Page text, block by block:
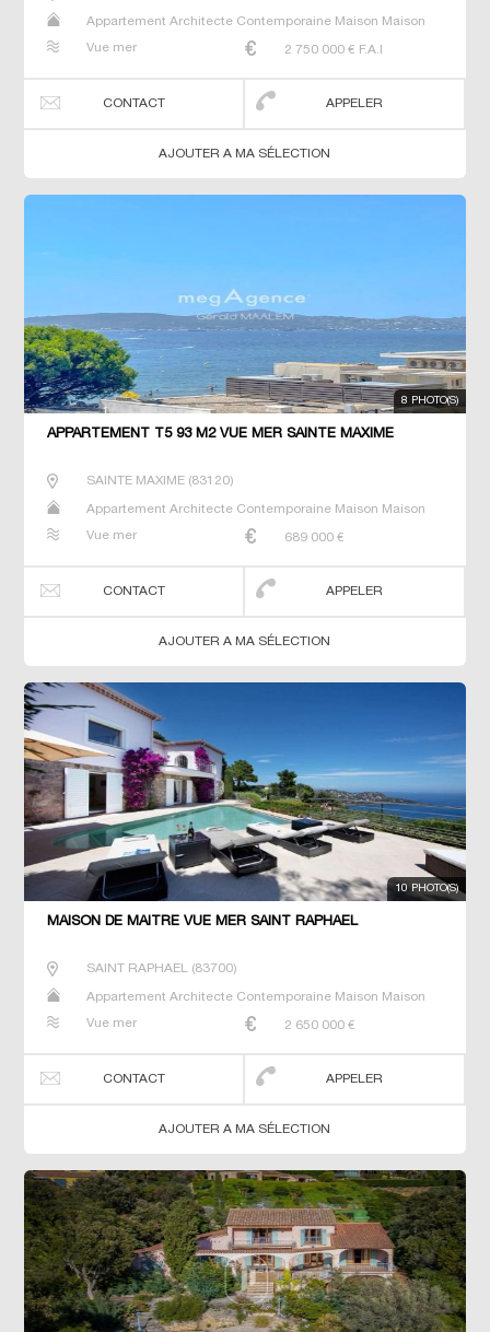
Appartement Architecte Contemporaine Maison Maison
Vue mer
2 750 000 € F.A.I
CONTACT APPELER
AJOUTER A MA SÉLECTION
8 PHOTO(S)
APPARTEMENT T5 93 M2 VUE MER SAINTE MAXIME
SAINTE MAXIME(83120)
Appartement Architecte Contemporaine Maison Maison
Vue mer
689 000 €
CONTACT APPELER
AJOUTER A MA SÉLECTION
10 PHOTO(S)
MAISON DE MAÎTRE VUE MER SAINT RAPHAEL
SAINT RAPHAEL (83700)
Appartement Architecte Contemporaine Maison Maison
Vue mer
2 650 000 €
CONTACT APPELER
AJOUTER A MA SÉLECTION